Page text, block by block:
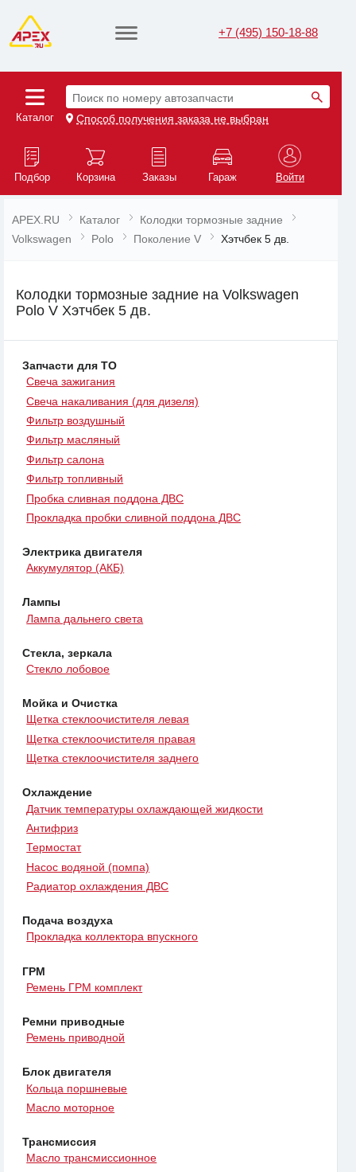
+7 (495) 150-18-88
Каталог
Поиск по номеру автозапчасти
Способ получения заказа не выбран
Подбор Корзина Заказы Гараж Войти
APEX.RU Каталог
Колодки тормозные задние
Volkswagen
Polo Поколение V Хэтчбек 5 дв.
Колодки тормозные задние на Volkswagen
Polo V Хэтчбек 5 дв.
Запчасти для ТО
Свеча зажигания
Свеча накаливания (для дизеля)
Фильтр воздушный
Фильтр масляный
Фильтр салона
Фильтр топливный
Пробка сливная поддона ДВС
Прокладка пробки сливной поддона ДВС
Электрика двигателя
Аккумулятор (АКБ)
Лампы
Лампа дальнего света
Стекла, зеркала
Стекло лобовое
Мойка и Очистка
Щетка стеклоочистителя левая
Щетка стеклоочистителя правая
Щетка стеклоочистителя заднего
Охлаждение
Датчик температуры охлаждающей жидкости
Антифриз
Термостат
Насос водяной (помпа)
Радиатор охлаждения ДВС
Подача воздуха
Прокладка коллектора впускного
ГРМ
Ремень ГРМ комплект
Ремни приводные
Ремень приводной
Блок двигателя
Кольца поршневые
Масло моторное
Трансмиссия
Масло трансмиссионное